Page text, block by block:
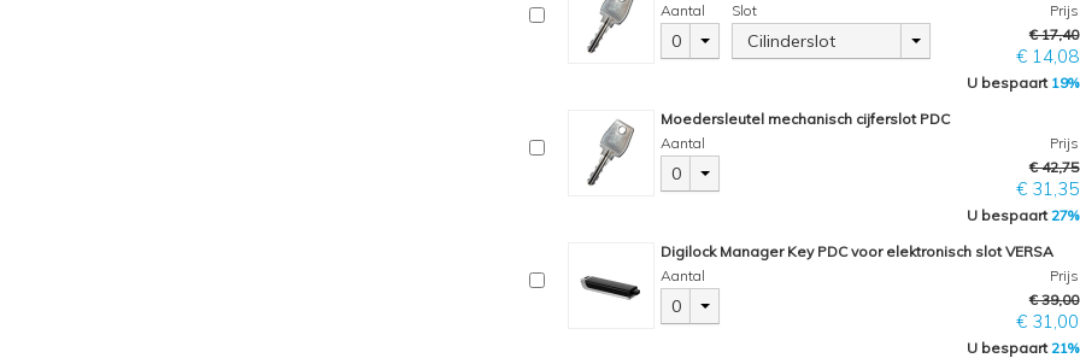
Aantal
0
Slot
Cilinderslot
Prijs
€ 17,40
€ 14,08
U bespaart 19%
Moedersleutel mechanisch cijferslot PDC
Aantal
0
Prijs
€ 42,75
€ 31,35
U bespaart 27%
Digilock Manager Key PDC voor elektronisch slot VERSA
Aantal
0
Prijs
€ 39,00
€ 31,00
U bespaart 21%